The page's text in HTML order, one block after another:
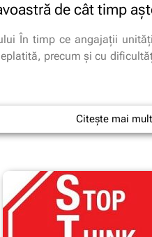
de cât timp
În timp ce angajaţii
precum şi cu
Citește mai mult